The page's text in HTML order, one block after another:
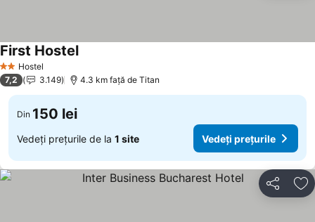
2 SteleHostel
First Hostel
7,2 3.149 4.3 km faţă de Titan
Din 150 lei
Vedeți prețurile de la 1 site Vedeți prețurile
Distribuiți